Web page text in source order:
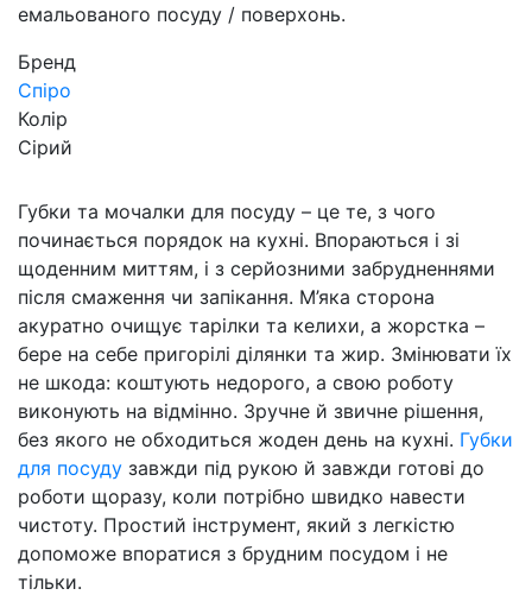
емальованого посуду / поверхонь.
Бренд
Спіро
Колір
Сірий
Губки та мочалки для посуду – це те, з чого
починається порядок на кухні. Впораються і зі
щоденним миттям, і з серйозними забрудненнями
після смаження чи запікання. М’яка сторона
акуратно очищує тарілки та келихи, а жорстка –
бере на себе пригорілі ділянки та жир. Змінювати їх
не шкода: коштують недорого, а свою роботу
виконують на відмінно. Зручне й звичне рішення,
без якого не обходиться жоден день на кухні. Губки
для посуду завжди під рукою й завжди готові до
роботи щоразу, коли потрібно швидко навести
чистоту. Простий інструмент, який з легкістю
допоможе впоратися з брудним посудом і не
тільки.